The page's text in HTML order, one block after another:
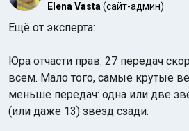
Elena Vasta (сайт-админ)
Ещё от эксперта:
Юра отчасти прав. 27 передач
всем. Мало того, самые крутые
меньше передач: одна или две
(или даже 13) звёзд сзади.